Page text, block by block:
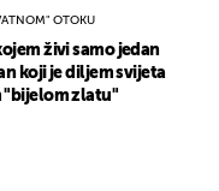
OTOKU
živi samo jedan
koji je diljem svijeta
"bijelom zlatu"